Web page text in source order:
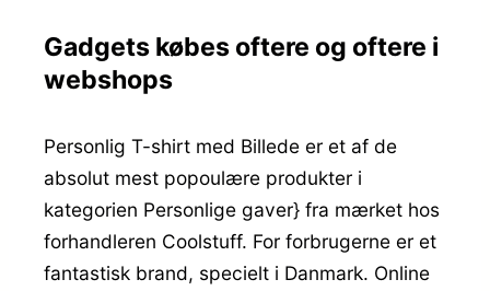
Gadgets købes oftere og oftere i
webshops
Personlig T-shirt med Billede er et af de
absolut mest popoulære produkter i
kategorien Personlige gaver} fra mærket hos
forhandleren Coolstuff. For forbrugerne er et
fantastisk brand, specielt i Danmark. Online